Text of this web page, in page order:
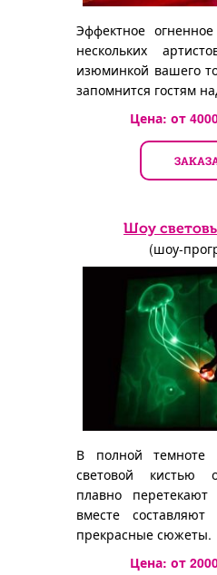
Эффектное
нескольких
изюминкой вашего
запомнится гостям
Цена: от
Шоу
(шоу-
В полной темноте
световой кистью
плавно
вместе
прекрасные сюжеты.
Цена: от